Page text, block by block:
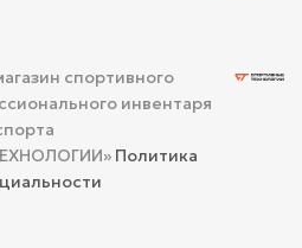
спортивного
инвентаря
Политика